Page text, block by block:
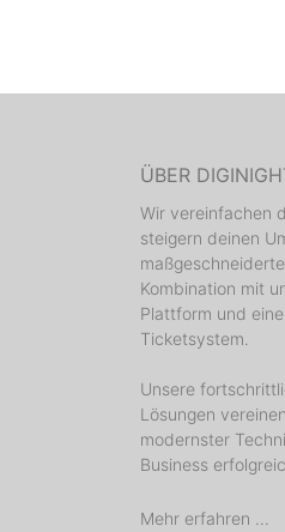
ÜBER
Wir vereinfachen
steigern deinen
Kombination mit
Plattform und
Ticketsystem.
Unsere
Lösungen
modernster
Business
Mehr erfahren ...